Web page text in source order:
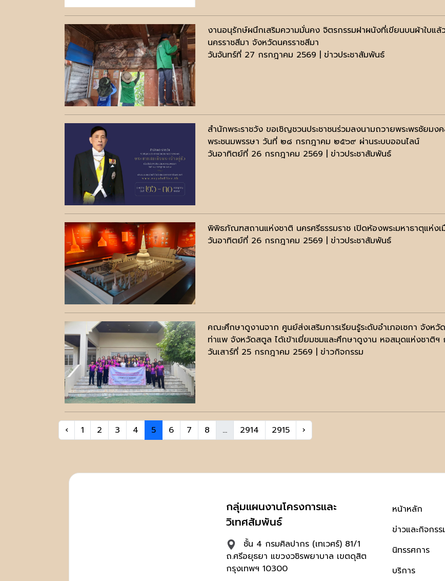
งานอนุรักษ์ผนึกเสริมความมั่นคง จิตรกรรมฝาผนังที่เขียนบนผ้าใบแ
นครราชสีมา จังหวัดนครราชสีมา
วันจันทร์ที่ 27 กรกฎาคม 2569 | ข่าวประชาสัมพันธ์
สำนักพระราชวัง ขอเชิญชวนประชาชนร่วมลงนามถวายพระพรชัยมง
พระชนมพรรษา วันที่ ๒๘ กรกฎาคม ๒๕๖๙ ผ่านระบบออนไลน์
วันอาทิตย์ที่ 26 กรกฎาคม 2569 | ข่าวประชาสัมพันธ์
พิพิธภัณฑสถานแห่งชาติ นครศรีธรรมราช เปิดห้องพระมหาธาตุแห่งเ
วันอาทิตย์ที่ 26 กรกฎาคม 2569 | ข่าวประชาสัมพันธ์
คณะศึกษาดูงานจาก ศูนย์ส่งเสริมการเรียนรู้ระดับอำเภอเซกา จังหวั
ท่าแพ จังหวัดสตูล ได้เข้าเยี่ยมชมและศึกษาดูงาน หอสมุดแห่งชาติ
วันเสาร์ที่ 25 กรกฎาคม 2569 | ข่าวกิจกรรม
‹ 1 2 3 4 5 6 7 8 ... 2914 2915 ›
กลุ่มแผนงานโครงการและ
วิเทศสัมพันธ์
ชั้น 4 กรมศิลปากร (เทเวศร์) 81/1
ถ.ศรีอยุธยา แขวงวชิรพยาบาล เขตดุสิต
กรุงเทพฯ 10300
หน้าหลัก
ข่าวและกิจกรร
นิทรรศการ
บริการ